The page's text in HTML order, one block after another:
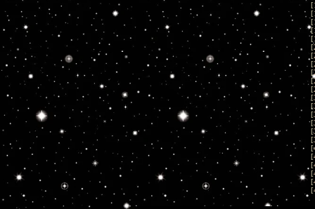
[
[
[
[
[
[
[
[
[
[
[
[
[
[
[
[
[
[
[
[
[
[
[